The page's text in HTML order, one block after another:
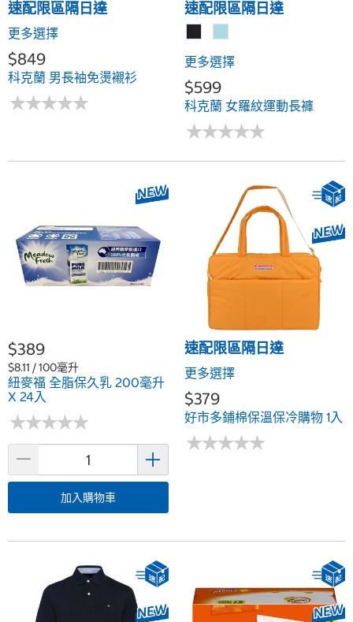
速配限區隔日達
更多選擇
$849
科克蘭 男長袖免燙襯衫
★★★★★
★★★★★
速配限區隔日達
更多選擇
$599
科克蘭 女羅紋運動長褲
★★★★★
★★★★★
$389
$8.11 / 100毫升
紐麥福 全脂保久乳 200毫升
X 24入
★★★★★
★★★★★
加入購物車
速配限區隔日達
更多選擇
$379
好市多鋪棉保溫保冷購物 1入
★★★★★
★★★★★